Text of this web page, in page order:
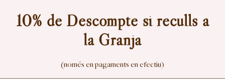
10% de Descompte si reculls a
la Granja
(només en pagaments en efectiu)